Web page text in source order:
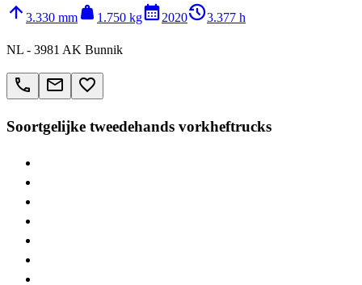
arrow_upward 3.330 mm weight 1.750 kgcalendar_month2020history_23.377 h
NL - 3981 AK Bunnik
call email favorite_border
Soortgelijke tweedehands vorkheftrucks